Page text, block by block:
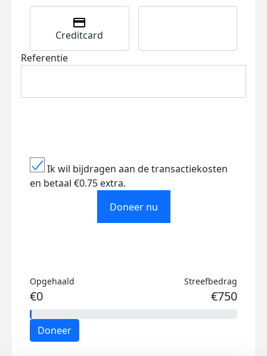
Creditcard
Referentie
Ik wil bijdragen aan de transactiekosten
en betaal €0.75 extra.
Doneer nu
Opgehaald
€0
Streefbedrag
€750
Doneer